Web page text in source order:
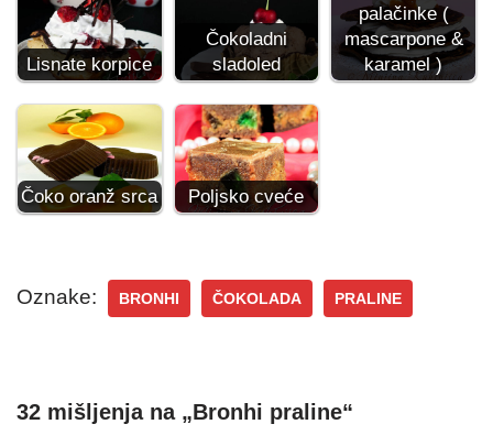
Lisnate korpice
Čokoladni
sladoled
palačinke (
mascarpone &
karamel )
Čoko oranž srca Poljsko cveće
Oznake: BRONHI ČOKOLADA PRALINE
32 mišljenja na „Bronhi praline“